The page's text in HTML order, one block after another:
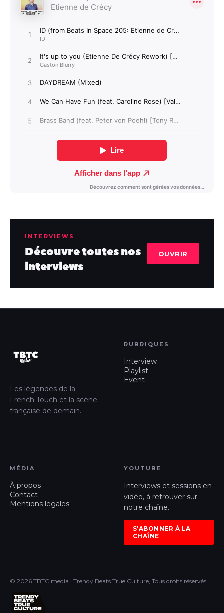
INTERVIEWS
Découvre toutes nos
interviews
OUVRIR
Les légendes de la
French Touch et la scène
française de demain.
RUBRIQUES
Interview
Playlist
Event
MÉDIA
À propos
Contact
Mentions legales
YOUTUBE
Interviews et sessions en
vidéo, à retrouver sur
notre chaîne.
S'ABONNER À LA
CHAÎNE
© 2026 TBTC media · Trendy Beats True Culture, Tous droits réservés